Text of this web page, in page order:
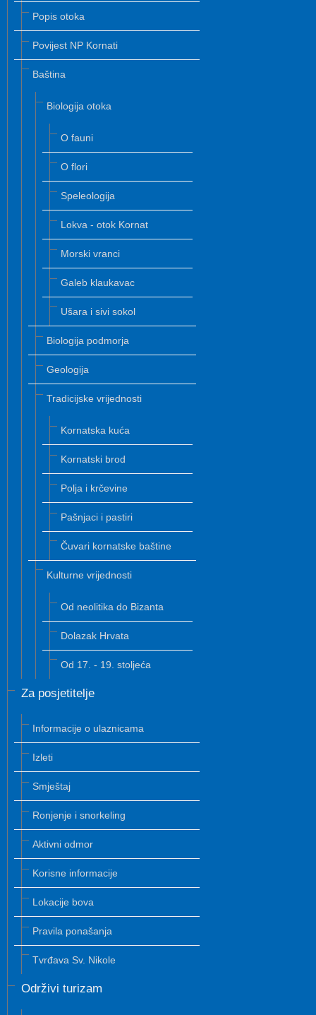
Popis otoka
Povijest NP Kornati
Baština
Biologija otoka
O fauni
O flori
Speleologija
Lokva - otok Kornat
Morski vranci
Galeb klaukavac
Ušara i sivi sokol
Biologija podmorja
Geologija
Tradicijske vrijednosti
Kornatska kuća
Kornatski brod
Polja i krčevine
Pašnjaci i pastiri
Čuvari kornatske baštine
Kulturne vrijednosti
Od neolitika do Bizanta
Dolazak Hrvata
Od 17. - 19. stoljeća
Za posjetitelje
Informacije o ulaznicama
Izleti
Smještaj
Ronjenje i snorkeling
Aktivni odmor
Korisne informacije
Lokacije bova
Pravila ponašanja
Tvrđava Sv. Nikole
Održivi turizam